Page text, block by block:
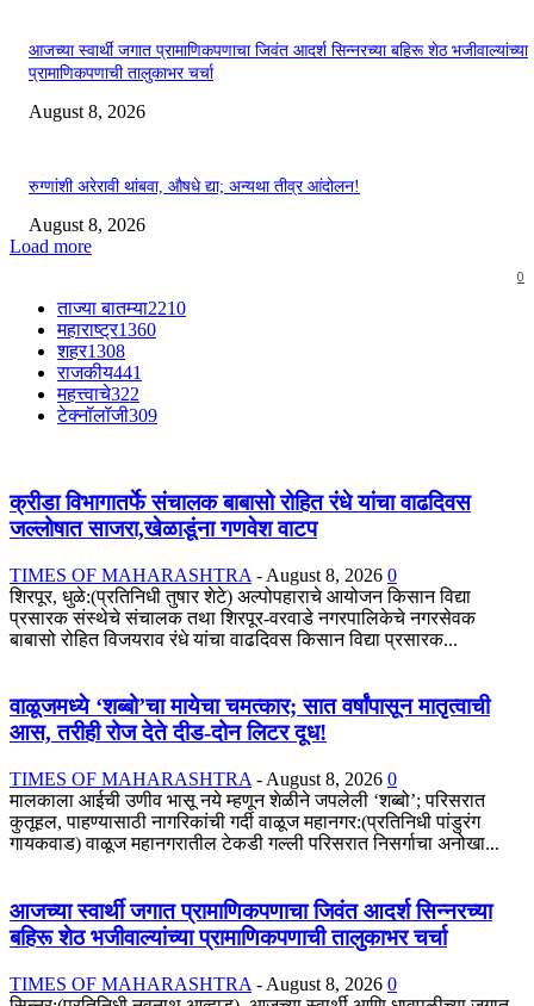
आजच्या स्वार्थी जगात प्रामाणिकपणाचा जिवंत आदर्श सिन्नरच्या बहिरू शेठ भजीवाल्यांच्या
प्रामाणिकपणाची तालुकाभर चर्चा
August 8, 2026
रुग्णांशी अरेरावी थांबवा, औषधे द्या; अन्यथा तीव्र आंदोलन!
August 8, 2026
Load more
0
ताज्या बातम्या2210
महाराष्ट्र1360
शहर1308
राजकीय441
महत्त्वाचे322
टेक्नॉलॉजी309
क्रीडा विभागातर्फे संचालक बाबासो रोहित रंधे यांचा वाढदिवस
जल्लोषात साजरा,खेळाडूंना गणवेश वाटप
TIMES OF MAHARASHTRA - August 8, 2026 0
शिरपूर, धुळे:(प्रतिनिधी तुषार शेटे) अल्पोपहाराचे आयोजन किसान विद्या
प्रसारक संस्थेचे संचालक तथा शिरपूर-वरवाडे नगरपालिकेचे नगरसेवक
बाबासो रोहित विजयराव रंधे यांचा वाढदिवस किसान विद्या प्रसारक...
वाळूजमध्ये ‘शब्बो’चा मायेचा चमत्कार; सात वर्षांपासून मातृत्वाची
आस, तरीही रोज देते दीड-दोन लिटर दूध!
TIMES OF MAHARASHTRA - August 8, 2026 0
मालकाला आईची उणीव भासू नये म्हणून शेळीने जपलेली ‘शब्बो’; परिसरात
कुतूहल, पाहण्यासाठी नागरिकांची गर्दी वाळूज महानगर:(प्रतिनिधी पांडुरंग
गायकवाड) वाळूज महानगरातील टेकडी गल्ली परिसरात निसर्गाचा अनोखा...
आजच्या स्वार्थी जगात प्रामाणिकपणाचा जिवंत आदर्श सिन्नरच्या
बहिरू शेठ भजीवाल्यांच्या प्रामाणिकपणाची तालुकाभर चर्चा
TIMES OF MAHARASHTRA - August 8, 2026 0